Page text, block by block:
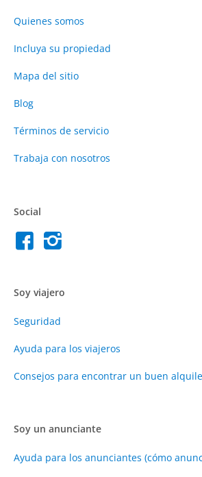
Quienes somos
Incluya su propiedad
Mapa del sitio
Blog
Términos de servicio
Trabaja con nosotros
Social
Soy viajero
Seguridad
Ayuda para los viajeros
Consejos para encontrar un buen
Soy un anunciante
Ayuda para los anunciantes (cómo